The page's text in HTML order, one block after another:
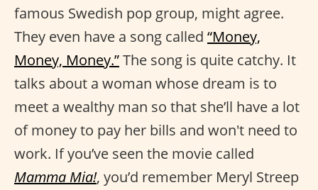
famous Swedish pop group, might agree.
They even have a song called “Money,
Money, Money.”The song is quite catchy. It
talks about a woman whose dream is to
meet a wealthy man so that she’ll have a lot
of money to pay her bills and won't need to
work. If you’ve seen the movie called
Mamma Mia!, you’d remember Meryl Streep